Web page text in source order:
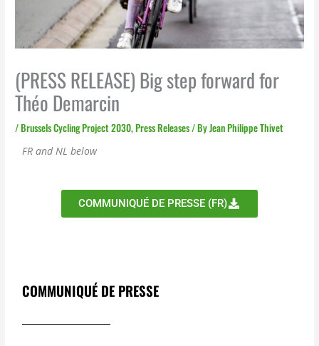
(PRESS RELEASE) Big step forward for
Théo Demarcin
/Brussels Cycling Project 2030,Press Releases / ByJean Philippe Thivet
FR and NL below
COMMUNIQUÉ DE PRESSE (FR)
COMMUNIQUÉ DE PRESSE